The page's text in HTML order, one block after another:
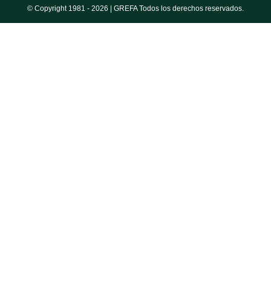
© Copyright 1981 - 2026 | GREFA Todos los derechos reservados.